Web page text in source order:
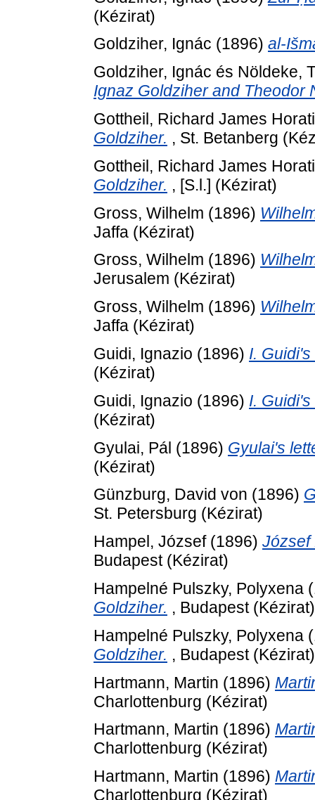
(Kézirat)
Goldziher, Ignác (1896) al-
Goldziher, Ignác és Nöldeke,
Ignaz Goldziher and Theodor
Gottheil, Richard James
Goldziher. , St. Betanberg
Gottheil, Richard James
Goldziher. , [S.l.] (Kézirat)
Gross, Wilhelm (1896)
Jaffa (Kézirat)
Gross, Wilhelm (1896)
Jerusalem (Kézirat)
Gross, Wilhelm (1896)
Jaffa (Kézirat)
Guidi, Ignazio (1896) I.
(Kézirat)
Guidi, Ignazio (1896) I.
(Kézirat)
Gyulai, Pál (1896) Gyulai's
(Kézirat)
Günzburg, David von (1896)
St. Petersburg (Kézirat)
Hampel, József(1896) József
Budapest (Kézirat)
Hampelné Pulszky, Polyxena
Goldziher. , Budapest (Kézirat)
Hampelné Pulszky, Polyxena
Goldziher. , Budapest (Kézirat)
Hartmann, Martin (1896)
Charlottenburg (Kézirat)
Hartmann, Martin (1896)
Charlottenburg (Kézirat)
Hartmann, Martin (1896)
Charlottenburg (Kézirat)